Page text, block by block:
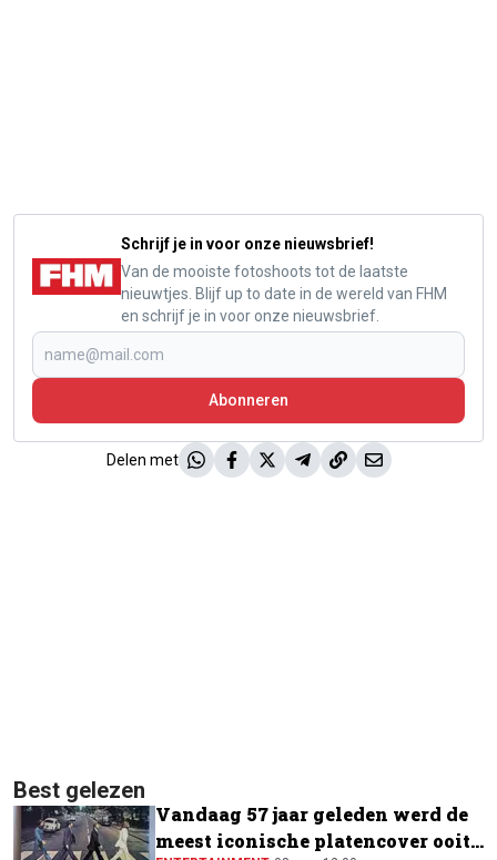
Schrijf je in voor onze nieuwsbrief!
Van de mooiste fotoshoots tot de laatste
nieuwtjes. Blijf up to date in de wereld van FHM
en schrijf je in voor onze nieuwsbrief.
Abonneren
Delen met
Best gelezen
Vandaag 57 jaar geleden werd de
meest iconische platencover ooit